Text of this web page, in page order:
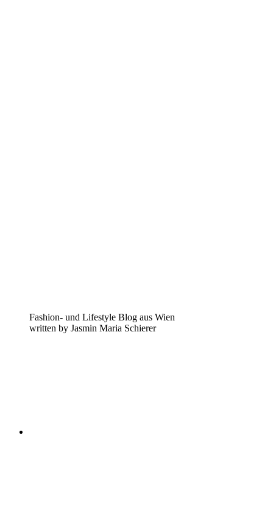
Fashion- und Lifestyle Blog aus Wien
written by Jasmin Maria Schierer